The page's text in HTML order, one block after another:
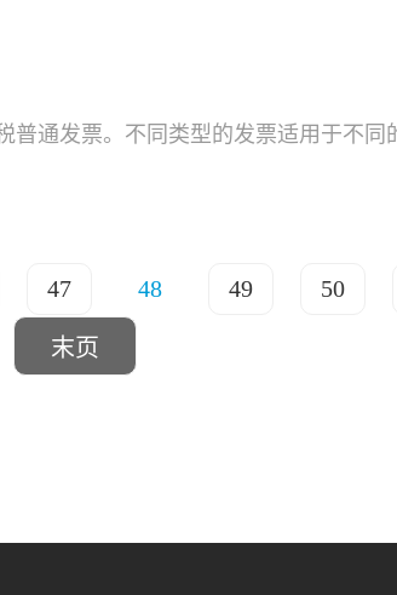
通发票。不同类型的发票适用于不同
47 48 49 50
末页